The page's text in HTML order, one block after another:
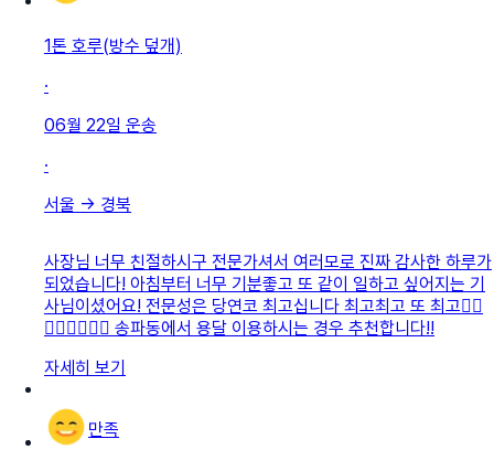
1톤 호루(방수 덮개)
·
06월 22일 운송
·
서울 → 경북
사장님 너무 친절하시구 전문가셔서 여러모로 진짜 감사한 하루가
되었습니다! 아침부터 너무 기분좋고 또 같이 일하고 싶어지는 기
사님이셨어요! 전문성은 당연코 최고십니다 최고최고 또 최고👍🏻
👍🏻👍🏻👍🏻 송파동에서 용달 이용하시는 경우 추천합니다!!
자세히 보기
만족